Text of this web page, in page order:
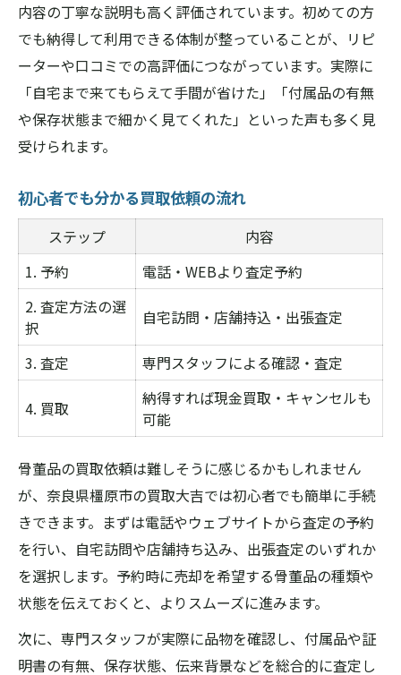
内容の丁寧な説明も高く評価されています。初めての方
でも納得して利用できる体制が整っていることが、リピ
ーターや口コミでの高評価につながっています。実際に
「自宅まで来てもらえて手間が省けた」「付属品の有無
や保存状態まで細かく見てくれた」といった声も多く見
受けられます。
初心者でも分かる買取依頼の流れ
ステップ
内容
1. 予約
電話・WEBより査定予約
2. 査定方法の選
択
自宅訪問・店舗持込・出張査定
3. 査定 専門スタッフによる確認・査定
4. 買取
納得すれば現金買取・キャンセルも
可能
骨董品の買取依頼は難しそうに感じるかもしれません
が、奈良県橿原市の買取大吉では初心者でも簡単に手続
きできます。まずは電話やウェブサイトから査定の予約
を行い、自宅訪問や店舗持ち込み、出張査定のいずれか
を選択します。予約時に売却を希望する骨董品の種類や
状態を伝えておくと、よりスムーズに進みます。
次に、専門スタッフが実際に品物を確認し、付属品や証
明書の有無、保存状態、伝来背景などを総合的に査定し